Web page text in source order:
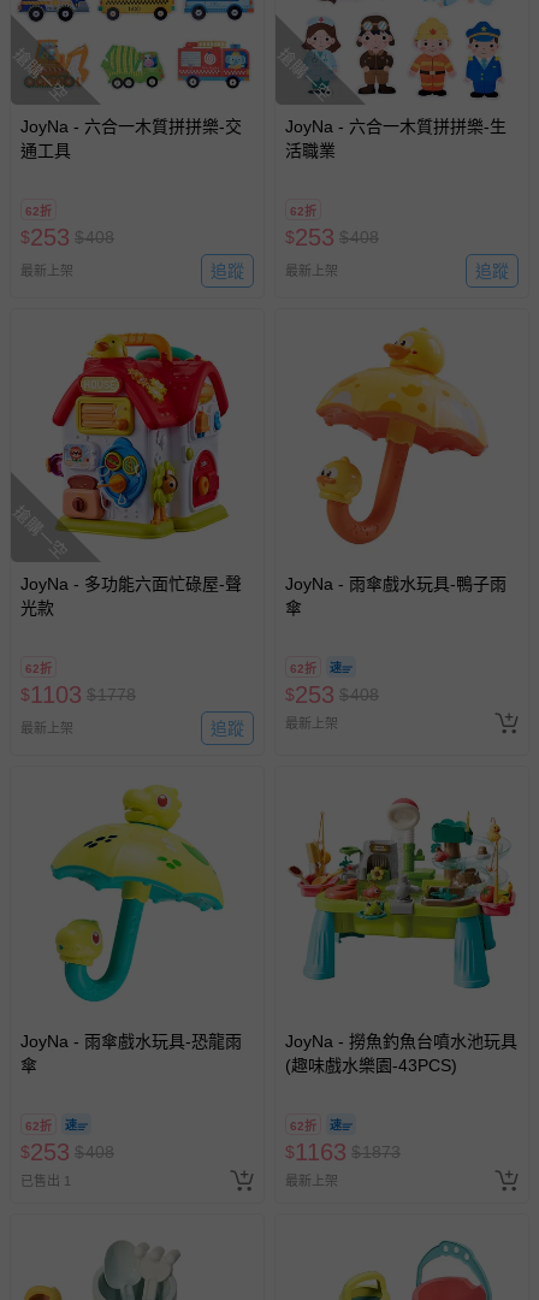
搶購一空
JoyNa - 六合一木質拼拼樂-交
通工具
62折
$253 $408
最新上架 追蹤
搶購一空
JoyNa - 六合一木質拼拼樂-生
活職業
62折
$253 $408
最新上架 追蹤
搶購一空
JoyNa - 多功能六面忙碌屋-聲
光款
62折
$1103 $1778
最新上架 追蹤
JoyNa - 雨傘戲水玩具-鴨子雨
傘
62折
$253 $408
最新上架
JoyNa - 雨傘戲水玩具-恐龍雨
傘
62折
$253 $408
已售出 1
JoyNa - 撈魚釣魚台噴水池玩具
(趣味戲水樂園-43PCS)
62折
$1163 $1873
最新上架